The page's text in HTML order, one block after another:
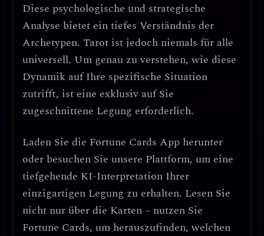
Diese psychologische und strategische
Analyse bietet ein tiefes Verständnis der
Archetypen. Tarot ist jedoch niemals für alle
universell. Um genau zu verstehen, wie diese
Dynamik auf Ihre spezifische Situation
zutrifft, ist eine exklusiv auf Sie
zugeschnittene Legung erforderlich.
Laden Sie die Fortune Cards App herunter
oder besuchen Sie unsere Plattform, um eine
tiefgehende KI-Interpretation Ihrer
einzigartigen Legung zu erhalten. Lesen Sie
nicht nur über die Karten – nutzen Sie
Fortune Cards, um herauszufinden, welchen